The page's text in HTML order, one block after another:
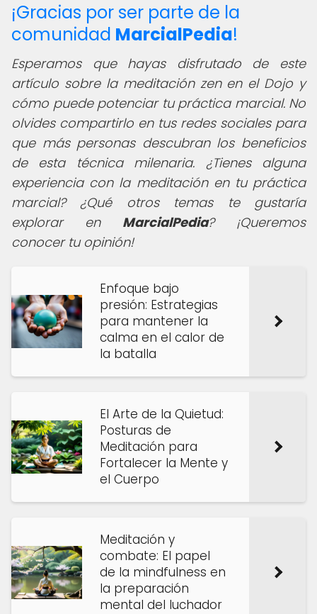
¡Gracias por ser parte de la
comunidad MarcialPedia!
Esperamos que hayas disfrutado de este
artículo sobre la meditación zen en el Dojo y
cómo puede potenciar tu práctica marcial. No
olvides compartirlo en tus redes sociales para
que más personas descubran los beneficios
de esta técnica milenaria. ¿Tienes alguna
experiencia con la meditación en tu práctica
marcial? ¿Qué otros temas te gustaría
explorar en MarcialPedia? ¡Queremos
conocer tu opinión!
Enfoque bajo
presión: Estrategias
para mantener la
calma en el calor de
la batalla
El Arte de la Quietud:
Posturas de
Meditación para
Fortalecer la Mente y
el Cuerpo
Meditación y
combate: El papel
de la mindfulness en
la preparación
mental del luchador